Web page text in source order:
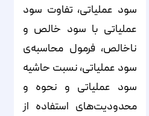
سود عملیاتی، تفاوت سود
عملیاتی با سود خالص و
ناخالص، فرمول محاسبه‌ی
سود عملیاتی، نسبت حاشیه
سود عملیاتی و نحوه و
محدودیت‌های استفاده از